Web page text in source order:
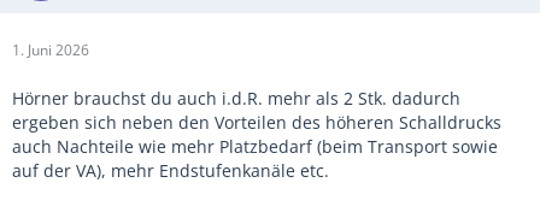
1. Juni 2026
Hörner brauchst du auch i.d.R. mehr als 2 Stk. dadurch
ergeben sich neben den Vorteilen des höheren Schalldrucks
auch Nachteile wie mehr Platzbedarf (beim Transport sowie
auf der VA), mehr Endstufenkanäle etc.